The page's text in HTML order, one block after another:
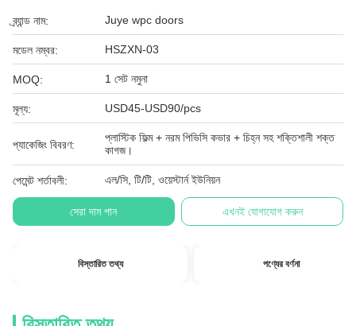
ব্র্যান্ড নাম: Juye wpc doors
মডেল নম্বর: HSZXN-03
MOQ: 1 সেট নমুনা
মূল্য: USD45-USD90/pcs
প্যাকেজিং বিবরণ:
প্লাস্টিক ফিল্ম + নরম পিভিসি কভার + চিহ্ন সহ শক্তিশালী শক্ত
কাগজ।
পেমেন্ট শর্তাবলী: এল/সি, টি/টি, ওয়েস্টার্ন ইউনিয়ন
সেরা দাম পান এখনই যোগাযোগ করুন
বিস্তারিত তথ্য পণ্যের বর্ণনা